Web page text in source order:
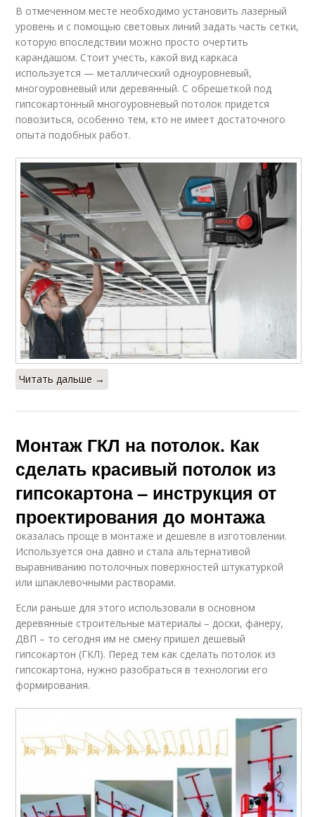
В отмеченном месте необходимо установить лазерный
уровень и с помощью световых линий задать часть сетки,
которую впоследствии можно просто очертить
карандашом. Стоит учесть, какой вид каркаса
используется — металлический одноуровневый,
многоуровневый или деревянный. С обрешеткой под
гипсокартонный многоуровневый потолок придется
повозиться, особенно тем, кто не имеет достаточного
опыта подобных работ.
Читать дальше →
Монтаж ГКЛ на потолок. Как
сделать красивый потолок из
гипсокартона – инструкция от
проектирования до монтажа
оказалась проще в монтаже и дешевле в изготовлении.
Используется она давно и стала альтернативой
выравниванию потолочных поверхностей штукатуркой
или шпаклевочными растворами.
Если раньше для этого использовали в основном
деревянные строительные материалы – доски, фанеру,
ДВП – то сегодня им не смену пришел дешевый
гипсокартон (ГКЛ). Перед тем как сделать потолок из
гипсокартона, нужно разобраться в технологии его
формирования.